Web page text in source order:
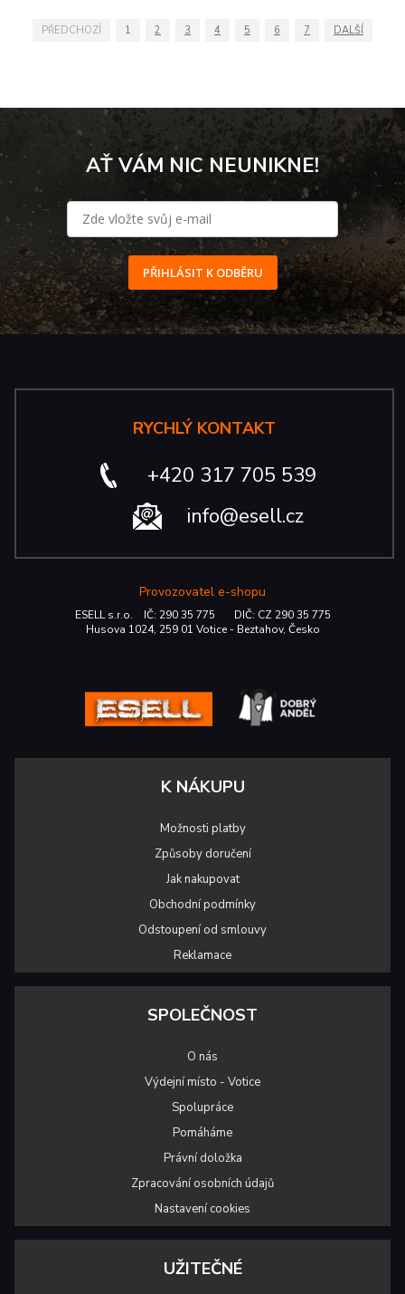
PŘEDCHOZÍ 1 2 3 4 5 6 7 DALŠÍ
AŤ VÁM NIC NEUNIKNE!
PŘIHLÁSIT K ODBĚRU
RYCHLÝ KONTAKT
+420 317 705 539
info@esell.cz
Provozovatel e-shopu
ESELL s.r.o. IČ: 290 35 775 DIČ: CZ 290 35 775
Husova 1024, 259 01 Votice - Beztahov, Česko
K NÁKUPU
Možnosti platby
Způsoby doručení
Jak nakupovat
Obchodní podmínky
Odstoupení od smlouvy
Reklamace
SPOLEČNOST
O nás
Výdejní místo - Votice
Spolupráce
Pomáháme
Právní doložka
Zpracování osobních údajů
Nastavení cookies
UŽITEČNÉ